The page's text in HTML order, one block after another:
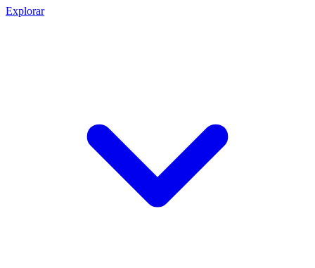
Explorar